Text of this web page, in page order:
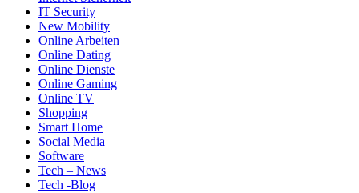
IT Security
New Mobility
Online Arbeiten
Online Dating
Online Dienste
Online Gaming
Online TV
Shopping
Smart Home
Social Media
Software
Tech – News
Tech -Blog